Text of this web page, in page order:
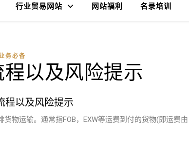
行业贸易网站 网站福利 名录培训
务必备
以及风险提示
程以及风险提示
物运输。通常指FOB，EXW等运费到付的货物(即运费由